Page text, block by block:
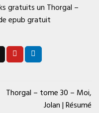
gratuits un Thorgal –
epub gratuit
Thorgal – tome 30 – Moi,
Jolan | Résumé